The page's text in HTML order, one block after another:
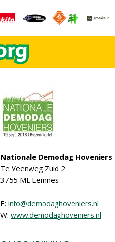
Nationale Demodag Hoveniers
Te Veenweg Zuid 2
3755 ML Eemnes
E: info@demodaghoveniers.nl
W: www.demodaghoveniers.nl